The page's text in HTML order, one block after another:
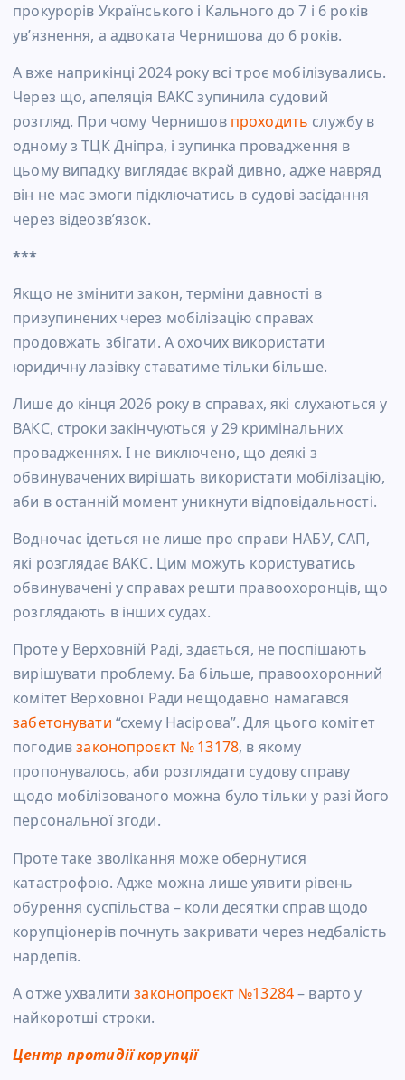
прокурорів Українського і Кального до 7 і 6 років
увʼязнення, а адвоката Чернишова до 6 років.
А вже наприкінці 2024 року всі троє мобілізувались.
Через що, апеляція ВАКС зупинила судовий
розгляд. При чому Чернишов проходить службу в
одному з ТЦК Дніпра, і зупинка провадження в
цьому випадку виглядає вкрай дивно, адже навряд
він не має змоги підключатись в судові засідання
через відеозвʼязок.
***
Якщо не змінити закон, терміни давності в
призупинених через мобілізацію справах
продовжать збігати. А охочих використати
юридичну лазівку ставатиме тільки більше.
Лише до кінця 2026 року в справах, які слухаються у
ВАКС, строки закінчуються у 29 кримінальних
провадженнях. І не виключено, що деякі з
обвинувачених вирішать використати мобілізацію,
аби в останній момент уникнути відповідальності.
Водночас ідеться не лише про справи НАБУ, САП,
які розглядає ВАКС. Цим можуть користуватись
обвинувачені у справах решти правоохоронців, що
розглядають в інших судах.
Проте у Верховній Раді, здається, не поспішають
вирішувати проблему. Ба більше, правоохоронний
комітет Верховної Ради нещодавно намагався
забетонувати “схему Насірова”. Для цього комітет
погодивзаконопроєкт № 13178, в якому
пропонувалось, аби розглядати судову справу
щодо мобілізованого можна було тільки у разі його
персональної згоди.
Проте таке зволікання може обернутися
катастрофою. Адже можна лише уявити рівень
обурення суспільства – коли десятки справ щодо
корупціонерів почнуть закривати через недбалість
нардепів.
А отже ухвалитизаконопроєкт №13284– варто у
найкоротші строки.
Центр протидії корупції